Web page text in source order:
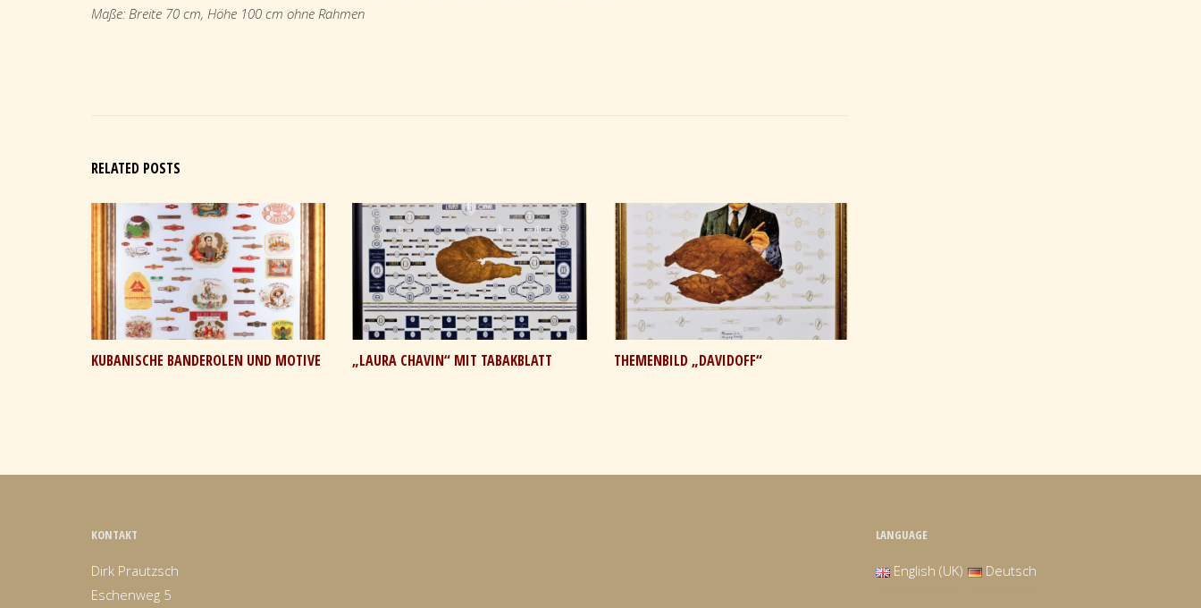
Maße: Breite 70 cm, Höhe 100 cm ohne Rahmen
RELATED POSTS
KUBANISCHE BANDEROLEN UND MOTIVE „LAURA CHAVIN“ MIT TABAKBLATT THEMENBILD „DAVIDOFF“
KONTAKT
Dirk Prautzsch
Eschenweg 5
LANGUAGE
English (UK) Deutsch